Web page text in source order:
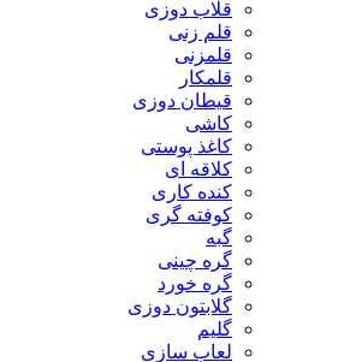
قلاب دوزی
قلم زنی
قلمزنی
قلمکار
قیطان دوزی
کاشی
کاغذ پوستی
کلاقه ای
کنده کاری
کوفته گری
گبه
گره چینی
گره خورد
گلابتون دوزی
گلیم
لعاب سازی